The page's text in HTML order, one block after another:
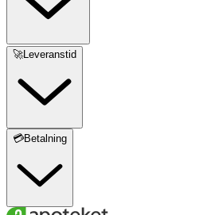
🚀Leveranstid
💳Betalning